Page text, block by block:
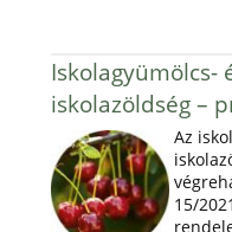
Iskolagyümölcs-
iskolazöldség –
Az
15/